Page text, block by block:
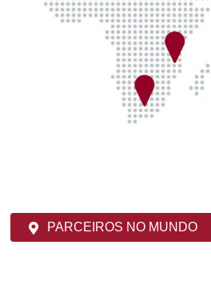
PARCEIROS NO MUNDO